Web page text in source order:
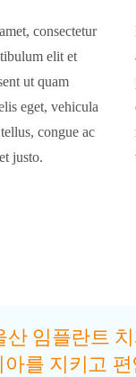
consectetur
elit et
ut quam
eget, vehicula
congue ac
justo.
임플란트
를 지키고